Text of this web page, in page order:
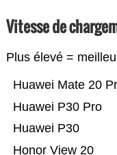
Vitesse de
Plus élevé =
Honor View 20
Huawei P30
Huawei P30 Pro
Huawei Mate 20